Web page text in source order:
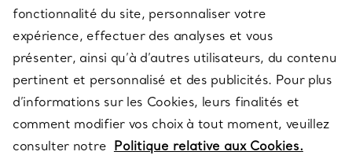
À PROPOS
QUESTIONS LÉGALES
SUIVEZ-NOUS
fonctionnalité du site, personnaliser votre
expérience, effectuer des analyses et vous
présenter, ainsi qu’à d’autres utilisateurs, du contenu
pertinent et personnalisé et des publicités. Pour plus
d’informations sur les Cookies, leurs finalités et
comment modifier vos choix à tout moment, veuillez
consulter notre Politique relative aux Cookies.